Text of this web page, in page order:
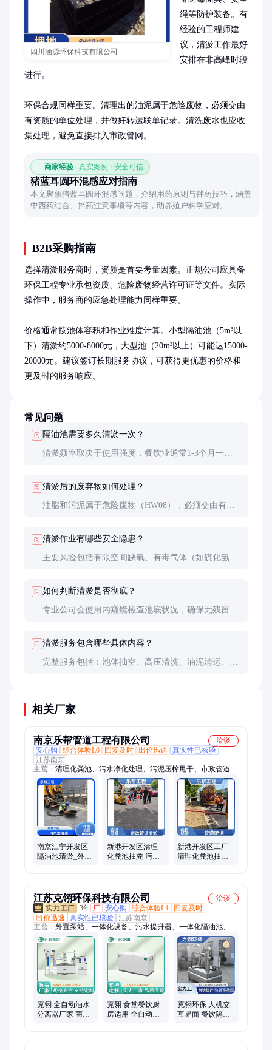
四川涵源环保科技有限公司
绳等防护装备。有
经验的工程师建
议，清淤工作最好
安排在非高峰时段
进行。
环保合规同样重要。清理出的油泥属于危险废物，必须交由
有资质的单位处理，并做好转运联单记录。清洗废水也应收
集处理，避免直接排入市政管网。
商家经验 真实案例 · 安全可信
猪蓝耳圆环混感应对指南
本文聚焦猪蓝耳圆环混感问题，介绍用药原则与拌药技巧，涵盖
中西药结合、拌药注意事项等内容，助养殖户科学应对。
B2B采购指南
选择清淤服务商时，资质是首要考量因素。正规公司应具备
环保工程专业承包资质、危险废物经营许可证等文件。实际
操作中，服务商的应急处理能力同样重要。
价格通常按池体容积和作业难度计算。小型隔油池（5m³以
下）清淤约5000-8000元，大型池（20m³以上）可能达15000-
20000元。建议签订长期服务协议，可获得更优惠的价格和
更及时的服务响应。
常见问题
问 隔油池需要多久清淤一次？
清淤频率取决于使用强度，餐饮业通常1-3个月一
问 清淤后的废弃物如何处理？
油脂和污泥属于危险废物（HW08），必须交由有资
问 清淤作业有哪些安全隐患？
主要风险包括有限空间缺氧、有毒气体（如硫化氢）
问 如何判断清淤是否彻底？
专业公司会使用内窥镜检查池底状况，确保无残留沉
问 清淤服务包含哪些具体内容？
完整服务包括：池体抽空、高压清洗、油泥清运、池
相关厂家
南京乐帮管道工程有限公司
洽谈
安心购
综合体验L0 回复及时 出价迅速
真实性已核验
江苏南京
主营： 清理化粪池、污水净化处理、污泥压榨甩干、市政管道清
淤、管道疏通、疏通下水道、管道检测、管道非开挖修复、马桶
疏通
南京江宁开发区
隔油池清淤_外资
新港开发区清理
化粪池抽粪 污水
新港开发区工厂
清理化粪池抽粪
江苏克翎环保科技有限公司
洽谈
3年 厂 安心购 综合体验L1
回复及时
出价迅速
真实性已核验 江苏南京
主营： 外置泵站、一体化设备、污水提升器、一体化隔油池、不
锈钢隔油池、全自动隔油池、油水分离器、隔油提升装置、污水
提升设备、油水分离装置、污水提升装置、污水提升泵站、隔油
提升设备、油水分离设备、不锈钢隔油装置、反冲洗提升泵站、
油水自动分离器
克翎 全自动油水
分离器厂家 商用
克翎 食堂餐饮厨
房适用 全自动不
克翎环保 人机交
互界面 餐饮隔油